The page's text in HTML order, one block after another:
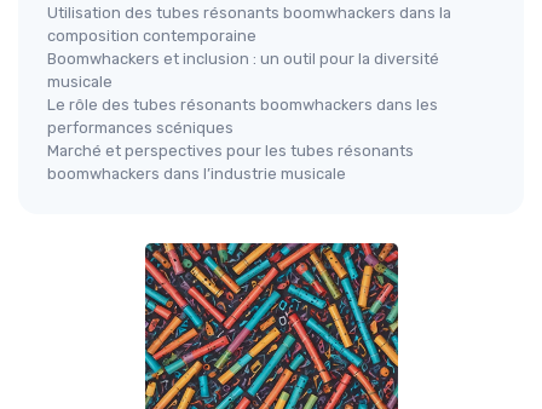
Utilisation des tubes résonants boomwhackers dans la
composition contemporaine
Boomwhackers et inclusion : un outil pour la diversité
musicale
Le rôle des tubes résonants boomwhackers dans les
performances scéniques
Marché et perspectives pour les tubes résonants
boomwhackers dans l’industrie musicale